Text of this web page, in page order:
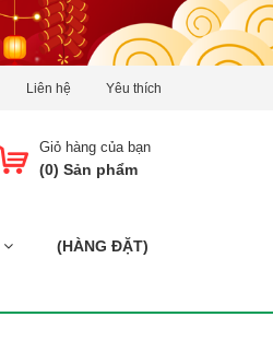
Liên hệ Yêu thích
Giỏ hàng của bạn
(0) Sản phẩm
(HÀNG ĐẶT)